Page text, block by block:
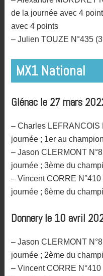
de la journée avec 4
avec 4 points
– Julien TOUZE N°435
MX1 National
Glénac le 27 mars
– Charles LEFRANCOIS
journée ; 1er au
– Jason CLERMONT
journée ; 3ème du
– Vincent CORRE
journée ; 6ème du
Donnery le 10 avril
– Jason CLERMONT
journée ; 2ème du
– Vincent CORRE